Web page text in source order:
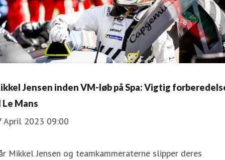
Jensen inden VM-løb på Spa: Vigtig
Mans
April 2023 09:00
Mikkel Jensen og teamkammeraterne slipper deres